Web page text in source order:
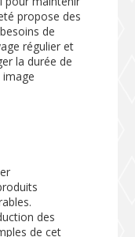
propose des
de
régulier et
la durée de
des
de cet